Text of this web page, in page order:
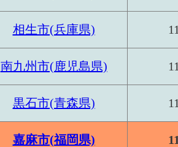
相生市(兵庫県)
南九州市(鹿児島県)
黒石市(青森県)
嘉麻市(福岡県)